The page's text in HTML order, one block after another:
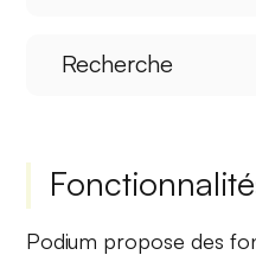
Recherche
Podium propose des